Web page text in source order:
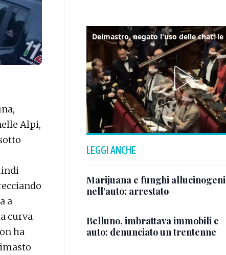
Alpi,
a
curva
ha
LEGGI ANCHE
Marijuana e funghi allucinogeni
nell’auto: arrestato
Belluno, imbrattava immobili e
auto: denunciato un trentenne